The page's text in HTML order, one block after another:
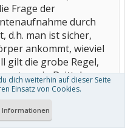
Frage der
durch
d.h. man ist sicher,
ankommt, wieviel
gilt die grobe Regel,
etwa ein Drittel
Ein weiterer
wird als die
dich weiterhin auf dieser Seite
Einsatz von Cookies.
Informationen